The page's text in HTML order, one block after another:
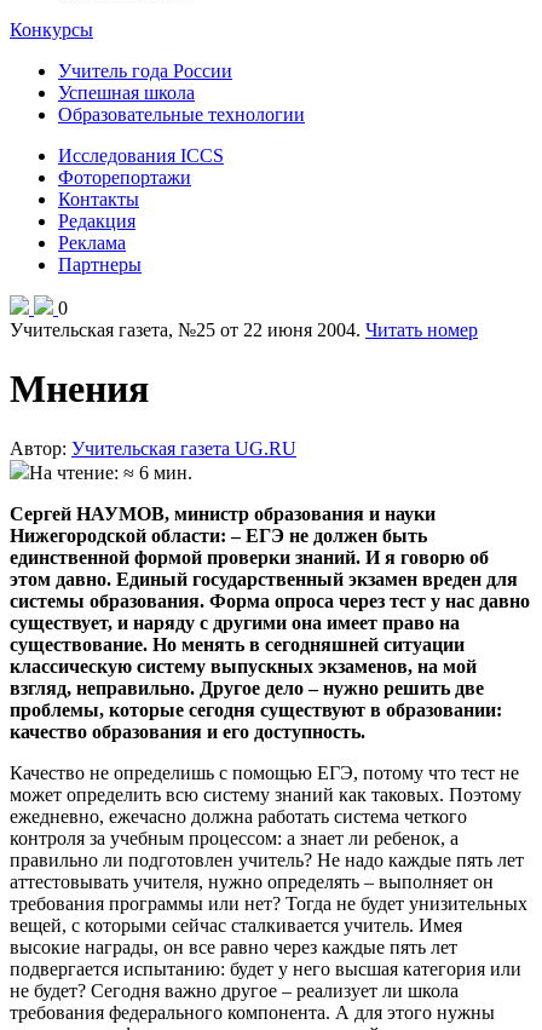
Конкурсы
Учитель года России
Успешная школа
Образовательные технологии
Исследования ICCS
Фоторепортажи
Контакты
Редакция
Реклама
Партнеры
0
Учительская газета, №25 от 22 июня 2004. Читать номер
Мнения
Автор: Учительская газета UG.RU
На чтение: ≈ 6 мин.
Сергей НАУМОВ, министр образования и науки
Нижегородской области: – ЕГЭ не должен быть
единственной формой проверки знаний. И я говорю об
этом давно. Единый государственный экзамен вреден для
системы образования. Форма опроса через тест у нас давно
существует, и наряду с другими она имеет право на
существование. Но менять в сегодняшней ситуации
классическую систему выпускных экзаменов, на мой
взгляд, неправильно. Другое дело – нужно решить две
проблемы, которые сегодня существуют в образовании:
качество образования и его доступность.
Качество не определишь с помощью ЕГЭ, потому что тест не
может определить всю систему знаний как таковых. Поэтому
ежедневно, ежечасно должна работать система четкого
контроля за учебным процессом: а знает ли ребенок, а
правильно ли подготовлен учитель? Не надо каждые пять лет
аттестовывать учителя, нужно определять – выполняет он
требования программы или нет? Тогда не будет унизительных
вещей, с которыми сейчас сталкивается учитель. Имея
высокие награды, он все равно через каждые пять лет
подвергается испытанию: будет у него высшая категория или
не будет? Сегодня важно другое – реализует ли школа
требования федерального компонента. А для этого нужны